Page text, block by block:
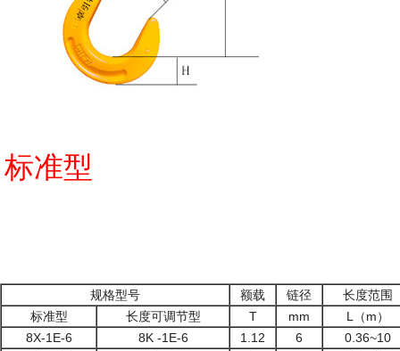
标
规格型号 额载 链径
长度范围
标准型
长度可调节型 T mm
L（m）
8X-1E-6
8K -1E-6 1.12 6
0.36~10